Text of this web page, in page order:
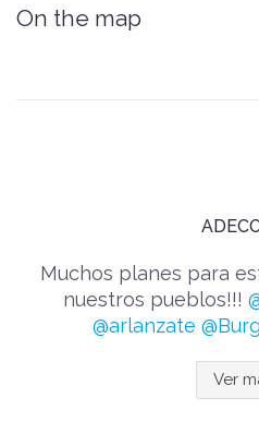
On the map
Muchos planes para
nuestros pueblos!!!
@arlanzate
Ver